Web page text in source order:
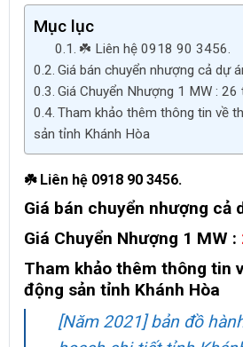
Mục lục
☘️ Liên hệ 0918 90 3456.
Giá bán chuyển nhượng cả dự
Giá Chuyển Nhượng 1 MW : 26
Tham khảo thêm thông tin về
sản tỉnh Khánh Hòa
☘️ Liên hệ 0918 90 3456.
Giá bán chuyển nhượng cả
Giá Chuyển Nhượng 1 MW :
Tham khảo thêm thông tin
động sản tỉnh Khánh Hòa
[Năm 2021] bản đồ